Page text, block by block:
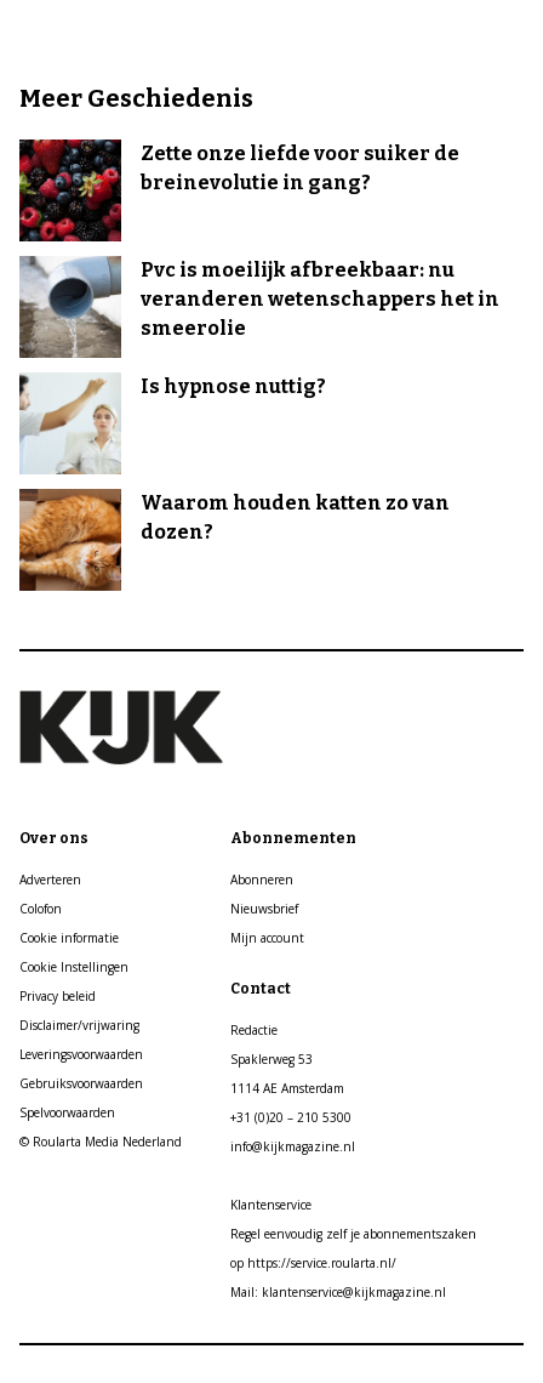
Meer Geschiedenis
Zette onze liefde voor suiker de
breinevolutie in gang?
Pvc is moeilijk afbreekbaar: nu
veranderen wetenschappers het in
smeerolie
Is hypnose nuttig?
Waarom houden katten zo van
dozen?
Over ons
Adverteren
Colofon
Cookie informatie
Cookie Instellingen
Privacy beleid
Disclaimer/vrijwaring
Leveringsvoorwaarden
Gebruiksvoorwaarden
Spelvoorwaarden
© Roularta Media Nederland
Abonnementen
Abonneren
Nieuwsbrief
Mijn account
Contact
Redactie
Spaklerweg 53
1114 AE Amsterdam
+31 (0)20 – 210 5300
info@kijkmagazine.nl
Klantenservice
Regel eenvoudig zelf je abonnementszaken
op https://service.roularta.nl/
Mail: klantenservice@kijkmagazine.nl